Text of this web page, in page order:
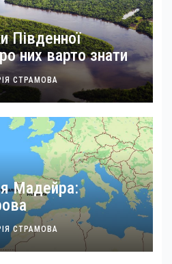
Південної
них варто знати
СТРАМОВА
Мадейра:
СТРАМОВА